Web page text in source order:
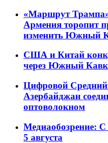
«Маршрут Трампа»
Армения торопит
изменить Южный
США и Китай
через Южный
Цифровой Средний
Азербайджан
оптоволокном
Медиаобозрение: С
5 августа